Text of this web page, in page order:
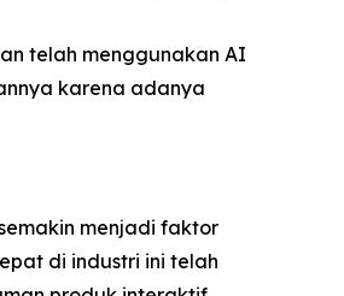
telah menggunakan AI
karena adanya
menjadi faktor
di industri ini telah